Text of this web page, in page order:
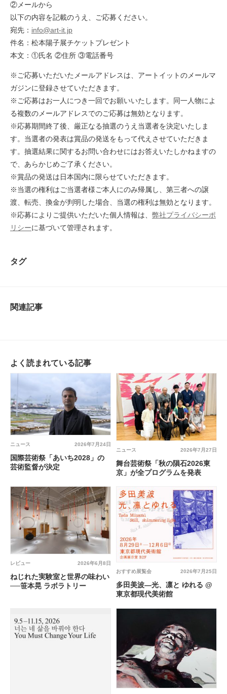
②メールから
以下の内容を記載のうえ、ご応募ください。
宛先： info@art-it.jp
件名：松本陽子展チケットプレゼント
本文：①氏名 ②住所 ③電話番号
※ご応募いただいたメールアドレスは、アートイットのメールマ
ガジンに登録させていただきます。
※ご応募はお一人につき一回でお願いいたします。同一人物によ
る複数のメールアドレスでのご応募は無効となります。
※応募期間終了後、厳正なる抽選のうえ当選者を決定いたしま
す。当選者の発表は賞品の発送をもって代えさせていただきま
す。抽選結果に関するお問い合わせにはお答えいたしかねますの
で、あらかじめご了承ください。
※賞品の発送は日本国内に限らせていただきます。
※当選の権利はご当選者様ご本人にのみ帰属し、第三者への譲
渡、転売、換金が判明した場合、当選の権利は無効となります。
※応募によりご提供いただいた個人情報は、 弊社プライバシーポ
リシーに基づいて管理されます。
タグ
関連記事
よく読まれている記事
2026年7月24日
ニュース
国際芸術祭「あいち2028」の
芸術監督が決定
2026年7月27日
ニュース
舞台芸術祭「秋の隕石2026東
京」が全プログラムを発表
2026年6月8日
レビュー
ねじれた実験室と世界の味わい
──笹本晃 ラボラトリー
2026年7月25日
おすすめ展覧会
多田美波―光、凛と ゆれる @
東京都現代美術館